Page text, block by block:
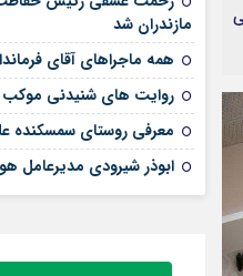
مازندران شد
همه ماجراهای آقای
روایت های شنیدنی موکب
معرفی روستای سمسکنده
ابوذر شیرودی مدیرعامل